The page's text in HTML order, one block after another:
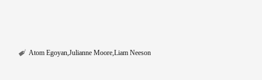
Atom Egoyan Julianne Moore Liam Neeson